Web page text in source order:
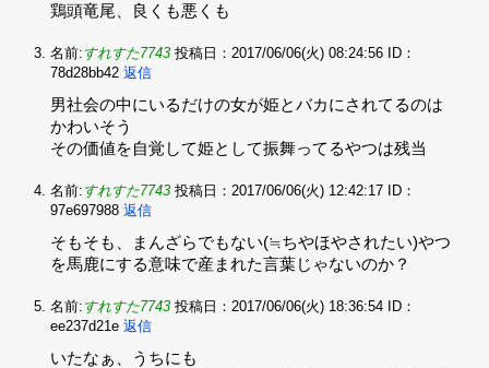
鶏頭竜尾、良くも悪くも
名前: すれすた7743 投稿日：2017/06/06(火) 08:24:56
ID：
78d28bb42 返信
男社会の中にいるだけの女が姫とバカにされてるのは
かわいそう‌
その価値を自覚して姫として振舞ってるやつは残当
名前: すれすた7743 投稿日：2017/06/06(火) 12:42:17
ID：
97e697988 返信
そもそも、まんざらでもない(≒ちやほやされたい)やつ
を馬鹿にする意味で産まれた言葉じゃないのか？
名前: すれすた7743 投稿日：2017/06/06(火) 18:36:54
ID：
ee237d21e 返信
いたなぁ、うちにも‌